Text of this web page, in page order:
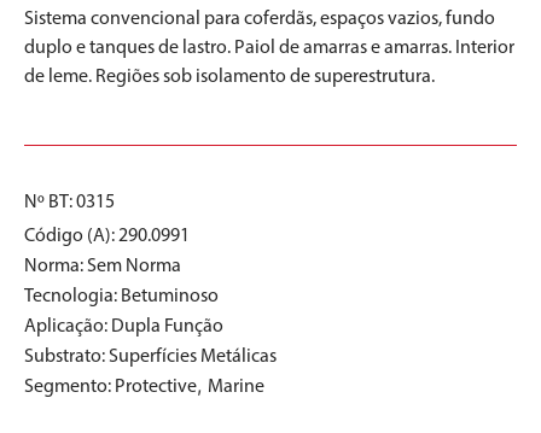
Sistema convencional para coferdãs, espaços vazios, fundo
duplo e tanques de lastro. Paiol de amarras e amarras. Interior
de leme. Regiões sob isolamento de superestrutura.
Nº BT: 0315
Código (A): 290.0991
Norma:Sem Norma
Tecnologia: Betuminoso
Aplicação: Dupla Função
Substrato:Superfícies Metálicas
Segmento: Protective, Marine